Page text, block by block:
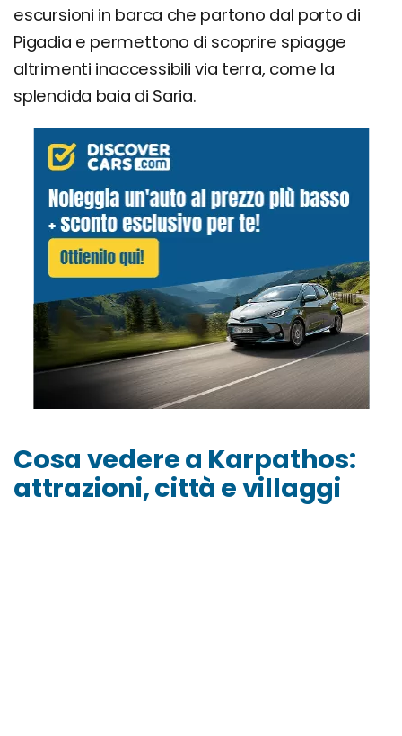
escursioni in barca che partono dal porto di
Pigadia e permettono di scoprire spiagge
altrimenti inaccessibili via terra, come la
splendida baia di Saria.
Cosa vedere a Karpathos:
attrazioni, città e villaggi